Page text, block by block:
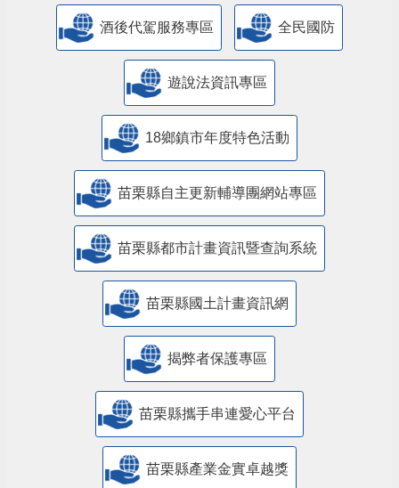
酒後代駕服務專區 全民國防
遊說法資訊專區
18鄉鎮市年度特色活動
苗栗縣自主更新輔導團網站專區
苗栗縣都市計畫資訊暨查詢系統
苗栗縣國土計畫資訊網
揭弊者保護專區
苗栗縣攜手串連愛心平台
苗栗縣產業金實卓越獎